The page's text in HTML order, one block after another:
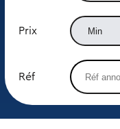
Prix
Réf